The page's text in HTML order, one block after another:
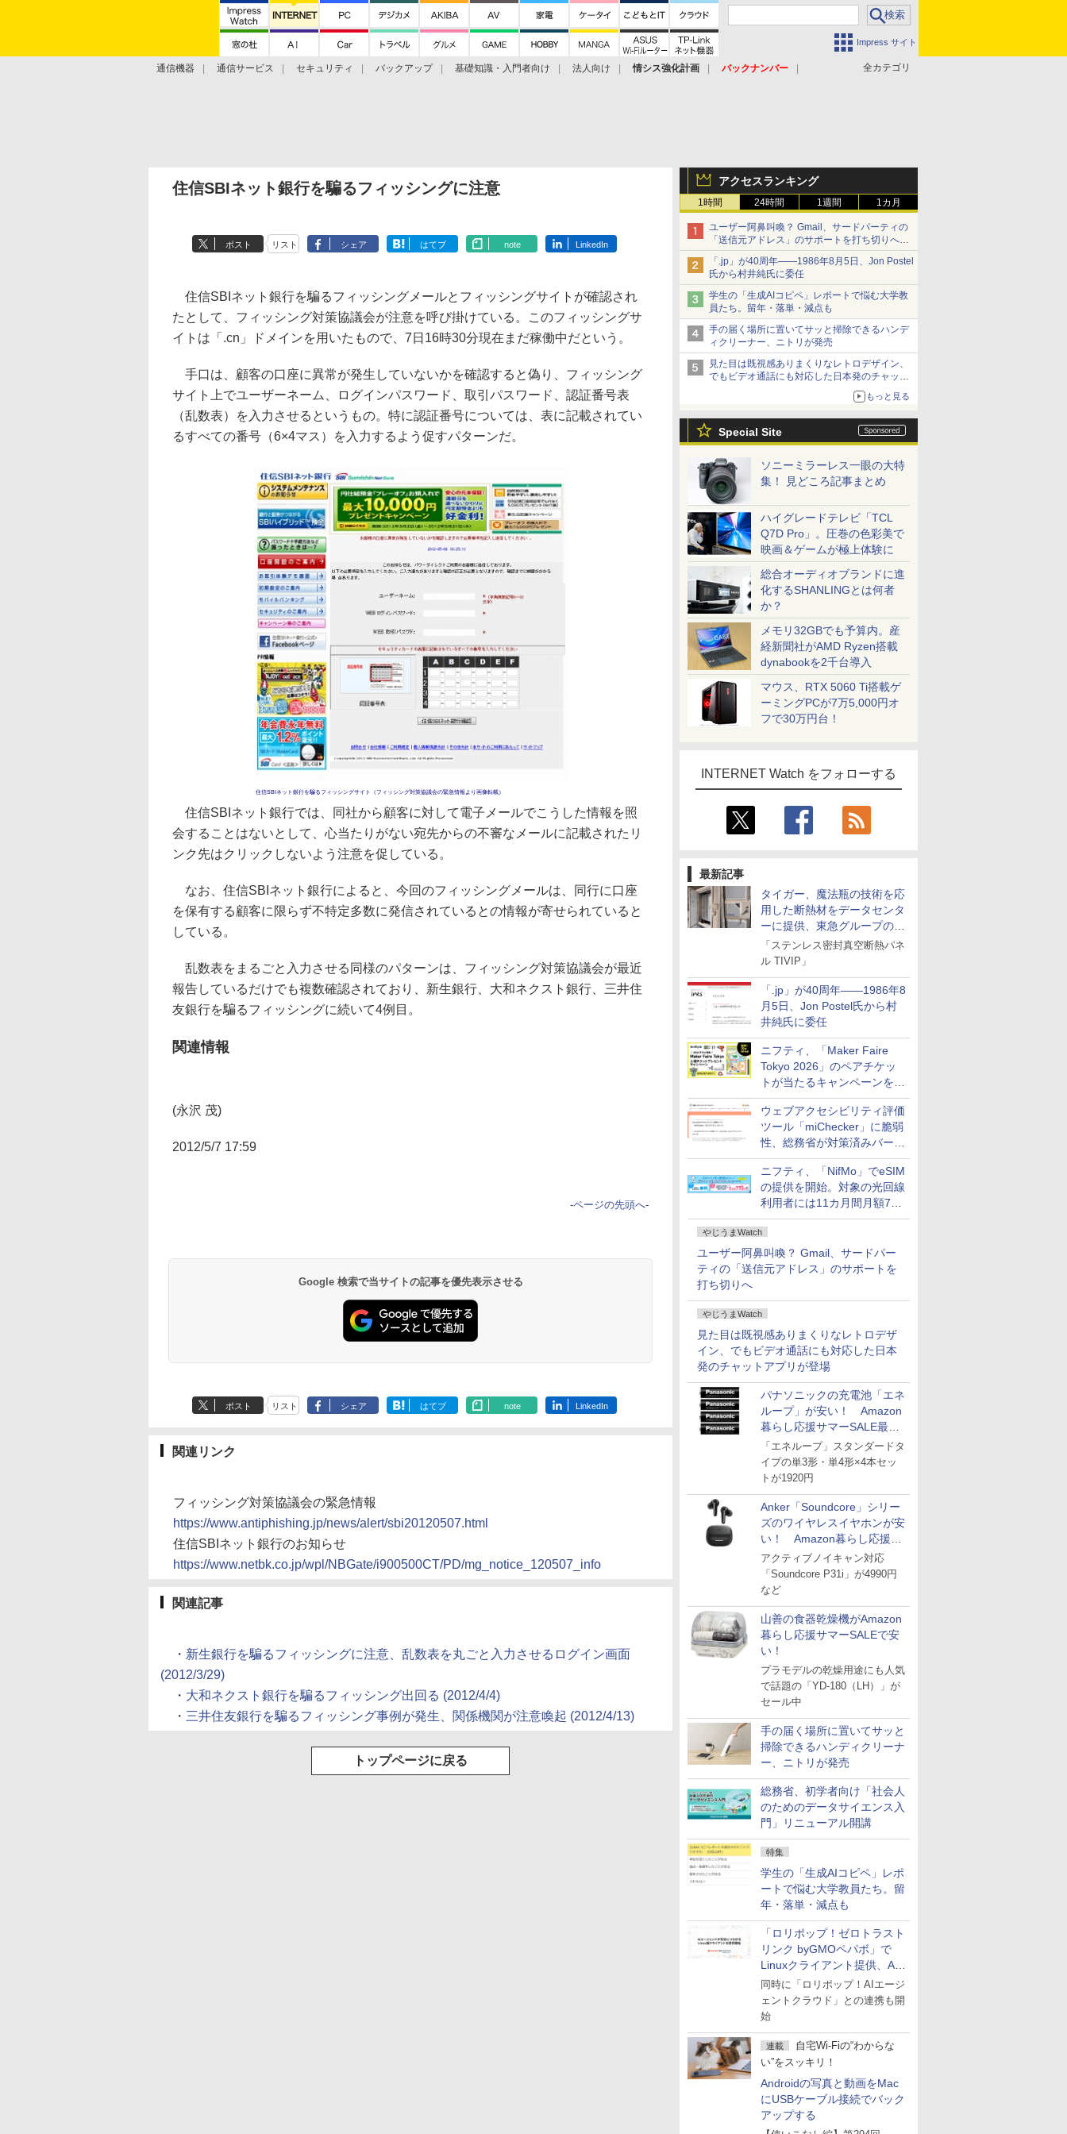
Impress サイト
全カテゴリ
通信機器 通信サービス セキュリティ バックアップ 基礎知識・入門者向け 法人向け 情シス強化計画
バックナンバー
アクセスランキング
1時間 24時間 1週間 1カ月
ユーザー阿鼻叫喚？ Gmail、サードパーティの
「送信元アドレス」のサポートを打ち切りへ
【やじうまWatch】
「.jp」が40周年――1986年8月5日、Jon Postel
氏から村井純氏に委任
学生の「生成AIコピペ」レポートで悩む大学教
員たち。留年・落単・減点も
手の届く場所に置いてサッと掃除できるハンデ
ィクリーナー、ニトリが発売
見た目は既視感ありまくりなレトロデザイン、
でもビデオ通話にも対応した日本発のチャット
もっと見る
Special Site
ソニーミラーレス一眼の大特
集！ 見どころ記事まとめ
ハイグレードテレビ「TCL
Q7D Pro」。圧巻の色彩美で
映画＆ゲームが極上体験に
総合オーディオブランドに進
化するSHANLINGとは何者
か？
メモリ32GBでも予算内。産
経新聞社がAMD Ryzen搭載
dynabookを2千台導入
マウス、RTX 5060 Ti搭載ゲ
ーミングPCが7万5,000円オ
フで30万円台！
INTERNET Watch をフォローする
最新記事
タイガー、魔法瓶の技術を応
用した断熱材をデータセンタ
ーに提供、東急グループの実
証実験で
「ステンレス密封真空断熱パネ
ル TIVIP」
「.jp」が40周年――1986年8
月5日、Jon Postel氏から村
井純氏に委任
ニフティ、「Maker Faire
Tokyo 2026」のペアチケッ
トが当たるキャンペーンをX
で実施。8月16日まで
ウェブアクセシビリティ評価
ツール「miChecker」に脆弱
性、総務省が対策済みバージ
ョンへの更新を呼び掛け
ニフティ、「NifMo」でeSIM
の提供を開始。対象の光回線
利用者には11カ月間月額770
円割引のキャンペーン
やじうまWatch
ユーザー阿鼻叫喚？ Gmail、サードパー
ティの「送信元アドレス」のサポートを
打ち切りへ
やじうまWatch
見た目は既視感ありまくりなレトロデザ
イン、でもビデオ通話にも対応した日本
発のチャットアプリが登場
パナソニックの充電池「エネ
ループ」が安い！ Amazon
暮らし応援サマーSALE最終
日
「エネループ」スタンダードタ
イプの単3形・単4形×4本セッ
トが1920円
Anker「Soundcore」シリー
ズのワイヤレスイヤホンが安
い！ Amazon暮らし応援サ
マーSALE
アクティブノイキャン対応
「Soundcore P31i」が4990円
など
山善の食器乾燥機がAmazon
暮らし応援サマーSALEで安
い！
プラモデルの乾燥用途にも人気
で話題の「YD-180（LH）」が
セール中
手の届く場所に置いてサッと
掃除できるハンディクリーナ
ー、ニトリが発売
総務省、初学者向け「社会人
のためのデータサイエンス入
門」リニューアル開講
特集
学生の「生成AIコピペ」レポ
ートで悩む大学教員たち。留
年・落単・減点も
「ロリポップ！ゼロトラスト
リンク byGMOペパボ」で
Linuxクライアント提供、AI
エージェントの接続が容易に
同時に「ロリポップ！AIエージ
ェントクラウド」との連携も開
始
連載
自宅Wi-Fiの“わからな
い”をスッキリ！
Androidの写真と動画をMac
にUSBケーブル接続でバック
アップする
住信SBIネット銀行を騙るフィッシングに注意
ポスト リスト シェア はてブ note LinkedIn
住信SBIネット銀行を騙るフィッシングメールとフィッシングサイトが確認され
たとして、フィッシング対策協議会が注意を呼び掛けている。このフィッシングサ
イトは「.cn」ドメインを用いたもので、7日16時30分現在まだ稼働中だという。
手口は、顧客の口座に異常が発生していないかを確認すると偽り、フィッシング
サイト上でユーザーネーム、ログインパスワード、取引パスワード、認証番号表
（乱数表）を入力させるというもの。特に認証番号については、表に記載されてい
るすべての番号（6×4マス）を入力するよう促すパターンだ。
住信SBIネット銀行を騙るフィッシングサイト（フィッシング対策協議会の緊急情報より画像転載）
住信SBIネット銀行では、同社から顧客に対して電子メールでこうした情報を照
会することはないとして、心当たりがない宛先からの不審なメールに記載されたリ
ンク先はクリックしないよう注意を促している。
なお、住信SBIネット銀行によると、今回のフィッシングメールは、同行に口座
を保有する顧客に限らず不特定多数に発信されているとの情報が寄せられていると
している。
乱数表をまるごと入力させる同様のパターンは、フィッシング対策協議会が最近
報告しているだけでも複数確認されており、新生銀行、大和ネクスト銀行、三井住
友銀行を騙るフィッシングに続いて4例目。
関連情報
(永沢 茂)
2012/5/7 17:59
-ページの先頭へ-
Google 検索で当サイトの記事を優先表示させる
ポスト リスト シェア はてブ note LinkedIn
関連リンク
フィッシング対策協議会の緊急情報
https://www.antiphishing.jp/news/alert/sbi20120507.html
住信SBIネット銀行のお知らせ
https://www.netbk.co.jp/wpl/NBGate/i900500CT/PD/mg_notice_120507_info
関連記事
・ 新生銀行を騙るフィッシングに注意、乱数表を丸ごと入力させるログイン画面
(2012/3/29)
・ 大和ネクスト銀行を騙るフィッシング出回る (2012/4/4)
・ 三井住友銀行を騙るフィッシング事例が発生、関係機関が注意喚起 (2012/4/13)
トップページに戻る